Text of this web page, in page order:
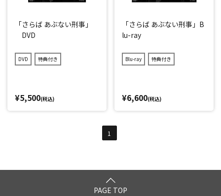
「さらば あぶない刑事」
DVD
DVD 特典付き
¥5,500(税込)
「さらば あぶない刑事」B
lu-ray
Blu-ray 特典付き
¥6,600(税込)
1
PAGE TOP